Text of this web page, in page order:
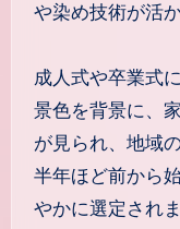
や染め技術が活
成人式や卒業式
景色を背景に、
が見られ、地域
半年ほど前から
やかに選定され